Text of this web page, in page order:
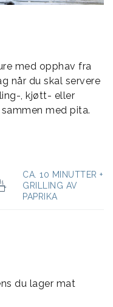
med opphav fra
når du skal servere
, kjøtt- eller
med pita.
CA. 10 MINUTTER +
GRILLING AV
PAPRIKA
du lager mat